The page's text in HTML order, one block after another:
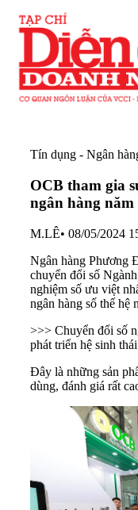
Tín dụng - Ngân
OCB tham gia
ngân hàng năm
M.LÊ• 08/05/2024
Ngân hàng Phương
chuyển đổi số
nghiệm số ưu việt
ngân hàng số thế hệ
>>> Chuyển đổi số
phát triển hệ sinh
Đây là những sản
dùng, đánh giá rất